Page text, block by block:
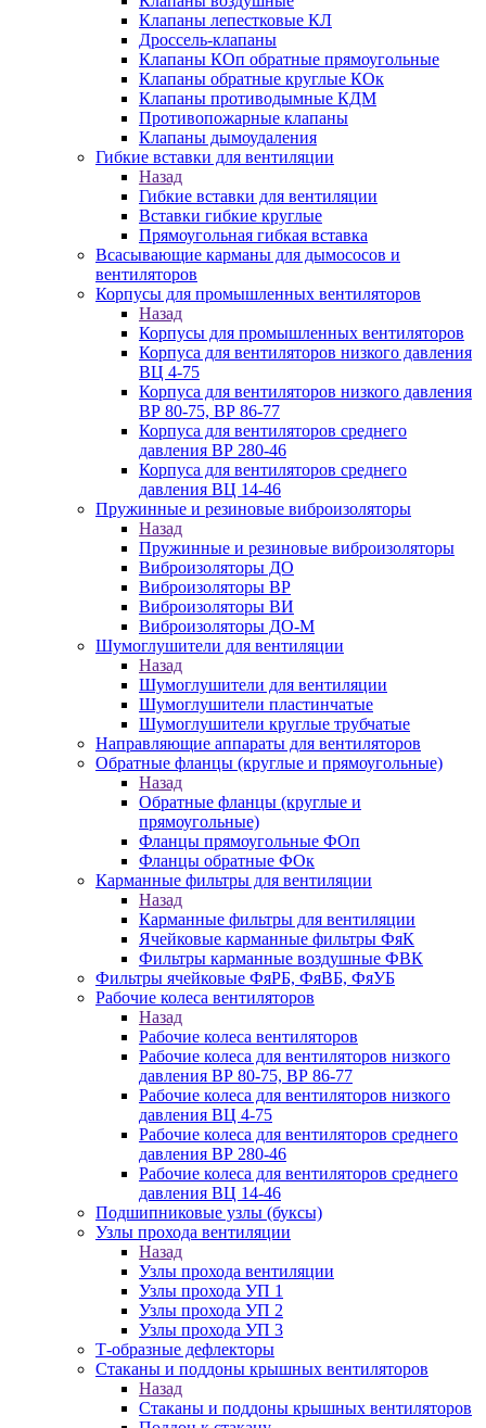
Клапаны лепестковые КЛ
Дроссель-клапаны
Клапаны КОп обратные прямоугольные
Клапаны обратные круглые КОк
Клапаны противодымные КДМ
Противопожарные клапаны
Клапаны дымоудаления
Гибкие вставки для вентиляции
Назад
Гибкие вставки для вентиляции
Вставки гибкие круглые
Прямоугольная гибкая вставка
Всасывающие карманы для дымососов и
вентиляторов
Корпусы для промышленных вентиляторов
Назад
Корпусы для промышленных вентиляторов
Корпуса для вентиляторов низкого давления
ВЦ 4-75
Корпуса для вентиляторов низкого давления
ВР 80-75, ВР 86-77
Корпуса для вентиляторов среднего
давления ВР 280-46
Корпуса для вентиляторов среднего
давления ВЦ 14-46
Пружинные и резиновые виброизоляторы
Назад
Пружинные и резиновые виброизоляторы
Виброизоляторы ДО
Виброизоляторы ВР
Виброизоляторы ВИ
Виброизоляторы ДО-М
Шумоглушители для вентиляции
Назад
Шумоглушители для вентиляции
Шумоглушители пластинчатые
Шумоглушители круглые трубчатые
Направляющие аппараты для вентиляторов
Обратные фланцы (круглые и прямоугольные)
Назад
Обратные фланцы (круглые и
прямоугольные)
Фланцы прямоугольные ФОп
Фланцы обратные ФОк
Карманные фильтры для вентиляции
Назад
Карманные фильтры для вентиляции
Ячейковые карманные фильтры ФяК
Фильтры карманные воздушные ФВК
Фильтры ячейковые ФяРБ, ФяВБ, ФяУБ
Рабочие колеса вентиляторов
Назад
Рабочие колеса вентиляторов
Рабочие колеса для вентиляторов низкого
давления ВР 80-75, ВР 86-77
Рабочие колеса для вентиляторов низкого
давления ВЦ 4-75
Рабочие колеса для вентиляторов среднего
давления ВР 280-46
Рабочие колеса для вентиляторов среднего
давления ВЦ 14-46
Подшипниковые узлы (буксы)
Узлы прохода вентиляции
Назад
Узлы прохода вентиляции
Узлы прохода УП 1
Узлы прохода УП 2
Узлы прохода УП 3
Т-образные дефлекторы
Стаканы и поддоны крышных вентиляторов
Назад
Стаканы и поддоны крышных вентиляторов